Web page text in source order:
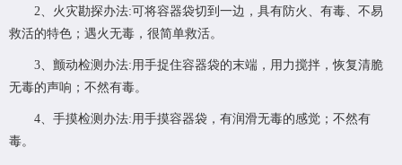
2、火灾勘探办法:可将容器袋切到一边，具有防火、有毒、不易
救活的特色；遇火无毒，很简单救活。
3、颤动检测办法:用手捉住容器袋的末端，用力搅拌，恢复清脆
无毒的声响；不然有毒。
4、手摸检测办法:用手摸容器袋，有润滑无毒的感觉；不然有
毒。